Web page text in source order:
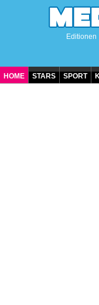
Editionen
HOME STARS SPORT